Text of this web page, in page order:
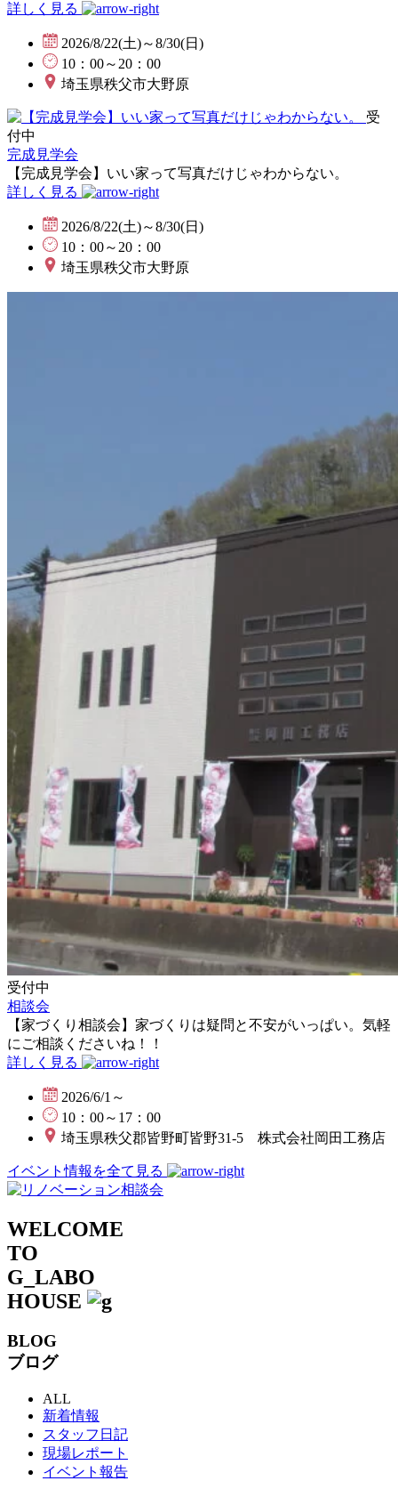
詳しく見る
2026/8/22(土)～8/30(日)
10：00～20：00
埼玉県秩父市大野原
受
付中
完成見学会
【完成見学会】いい家って写真だけじゃわからない。
詳しく見る
2026/8/22(土)～8/30(日)
10：00～20：00
埼玉県秩父市大野原
受付中
相談会
【家づくり相談会】家づくりは疑問と不安がいっぱい。気軽
にご相談くださいね！！
詳しく見る
2026/6/1～
10：00～17：00
埼玉県秩父郡皆野町皆野31-5 株式会社岡田工務店
イベント情報を全て見る
WELCOME
TO
G_LABO
HOUSE
BLOG
ブログ
ALL
新着情報
スタッフ日記
現場レポート
イベント報告